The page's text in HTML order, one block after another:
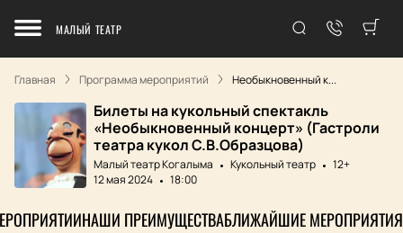
МАЛЫЙ ТЕАТР
Главная Программа мероприятий Необыкновенный к...
Билеты на кукольный спектакль
«Необыкновенный концерт» (Гастроли
театра кукол С.В.Образцова)
Малый театр Когалыма Кукольный театр
12+
12 мая 2024
18:00
НАШИ ПРЕИМУЩЕСТВАБЛИЖАЙШИЕ МЕРОПРИЯТИЯ